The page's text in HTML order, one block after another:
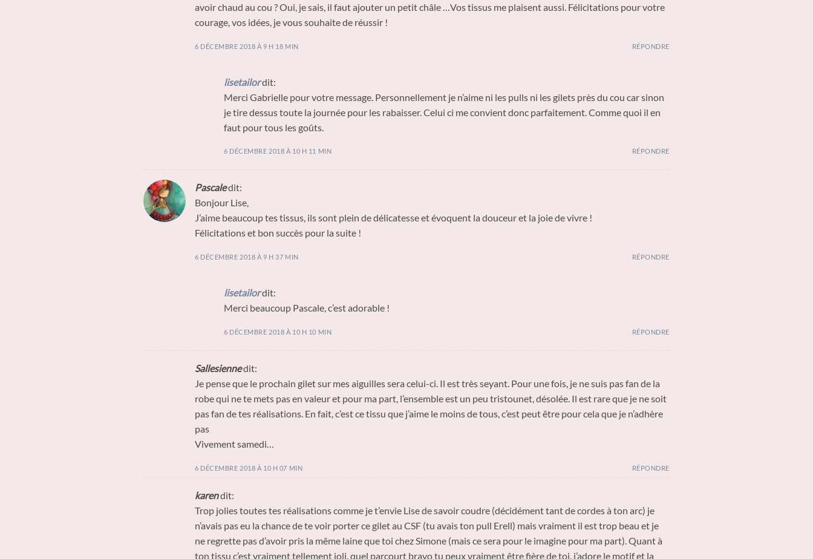
avoir chaud au cou ? Oui, je sais, il faut ajouter un petit châle …Vos tissus me plaisent aussi. Félicitations pour votre
courage, vos idées, je vous souhaite de réussir !
6 DÉCEMBRE 2018 À 9 H 18 MIN RÉPONDRE
lisetailordit:
Merci Gabrielle pour votre message. Personnellement je n’aime ni les pulls ni les gilets près du cou car sinon
je tire dessus toute la journée pour les rabaisser. Celui ci me convient donc parfaitement. Comme quoi il en
faut pour tous les goûts.
6 DÉCEMBRE 2018 À 10 H 11 MIN RÉPONDRE
Pascaledit:
Bonjour Lise,
J’aime beaucoup tes tissus, ils sont plein de délicatesse et évoquent la douceur et la joie de vivre !
Félicitations et bon succès pour la suite !
6 DÉCEMBRE 2018 À 9 H 37 MIN RÉPONDRE
lisetailordit:
Merci beaucoup Pascale, c’est adorable !
6 DÉCEMBRE 2018 À 10 H 10 MIN RÉPONDRE
Sallesiennedit:
Je pense que le prochain gilet sur mes aiguilles sera celui-ci. Il est très seyant. Pour une fois, je ne suis pas fan de la
robe qui ne te mets pas en valeur et pour ma part, l’ensemble est un peu tristounet, désolée. Il est rare que je ne soit
pas fan de tes réalisations. En fait, c’est ce tissu que j’aime le moins de tous, c’est peut être pour cela que je n’adhère
pas
Vivement samedi…
6 DÉCEMBRE 2018 À 10 H 07 MIN RÉPONDRE
karendit:
Trop jolies toutes tes réalisations comme je t’envie Lise de savoir coudre (décidément tant de cordes à ton arc) je
n’avais pas eu la chance de te voir porter ce gilet au CSF (tu avais ton pull Erell) mais vraiment il est trop beau et je
ne regrette pas d’avoir pris la même laine que toi chez Simone (mais ce sera pour le imagine pour ma part). Quant à
ton tissu c’est vraiment tellement joli, quel parcourt bravo tu peux vraiment être fière de toi, j’adore le motif et la